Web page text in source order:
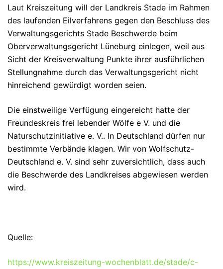
Laut Kreiszeitung will der Landkreis Stade im Rahmen
des laufenden Eilverfahrens gegen den Beschluss des
Verwaltungsgerichts Stade Beschwerde beim
Oberverwaltungsgericht Lüneburg einlegen, weil aus
Sicht der Kreisverwaltung Punkte ihrer ausführlichen
Stellungnahme durch das Verwaltungsgericht nicht
hinreichend gewürdigt worden seien.
Die einstweilige Verfügung eingereicht hatte der
Freundeskreis frei lebender Wölfe e V. und die
Naturschutzinitiative e. V.. In Deutschland dürfen nur
bestimmte Verbände klagen. Wir von Wolfschutz-
Deutschland e. V. sind sehr zuversichtlich, dass auch
die Beschwerde des Landkreises abgewiesen werden
wird.
Quelle:
https://www.kreiszeitung-wochenblatt.de/stade/c-